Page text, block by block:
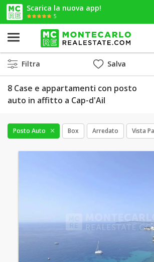
Scarica la nuova app!
5
Filtra Salva
8 Case e appartamenti con posto
auto in affitto a Cap-d'Ail
Posto Auto Box Arredato Vista